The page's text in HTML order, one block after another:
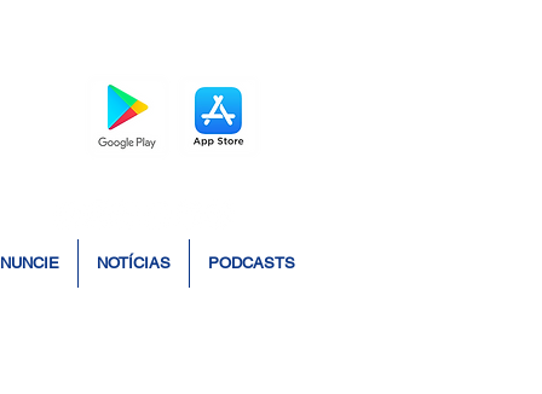
NOTÍCIAS PODCASTS